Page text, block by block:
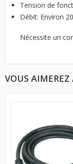
Tension de
Débit: Environ
Nécessite un
VOUS AIMEREZ